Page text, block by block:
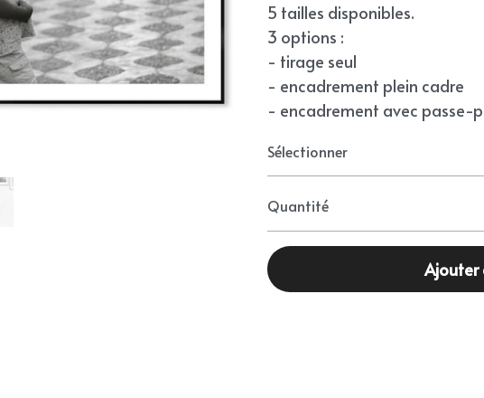
5 tailles disponibles.
3 options :
- tirage seul
- encadrement plein cadre
- encadrement avec passe-
Sélectionner
Quantité
Ajouter